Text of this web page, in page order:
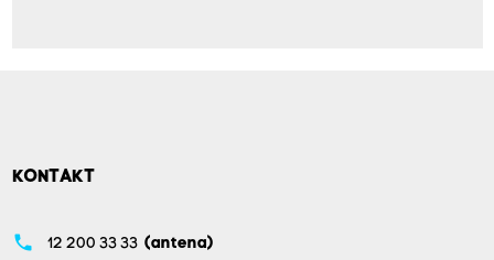
KONTAKT
phone 12 200 33 33 (antena)